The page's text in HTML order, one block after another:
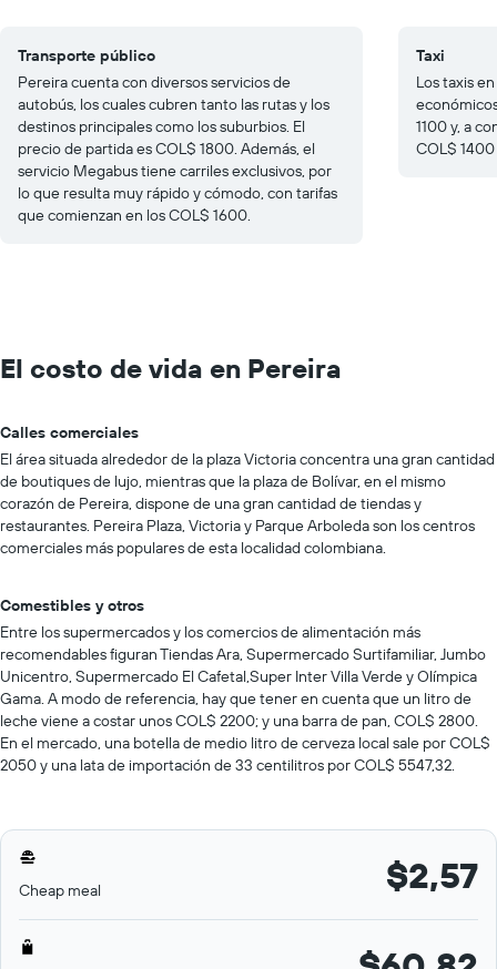
Transporte público
Pereira cuenta con diversos servicios de
autobús, los cuales cubren tanto las rutas y los
destinos principales como los suburbios. El
precio de partida es COL$ 1800. Además, el
servicio Megabus tiene carriles exclusivos, por
lo que resulta muy rápido y cómodo, con tarifas
que comienzan en los COL$ 1600.
Taxi
Los taxis
1100 y, a
COL$
El costo de vida en Pereira
Calles comerciales
El área situada alrededor de la plaza Victoria concentra una gran cantidad
de boutiques de lujo, mientras que la plaza de Bolívar, en el mismo
corazón de Pereira, dispone de una gran cantidad de tiendas y
restaurantes. Pereira Plaza, Victoria y Parque Arboleda son los centros
comerciales más populares de esta localidad colombiana.
Comestibles y otros
Entre los supermercados y los comercios de alimentación más
recomendables figuran Tiendas Ara, Supermercado Surtifamiliar, Jumbo
Unicentro, Supermercado El Cafetal,Super Inter Villa Verde y Olímpica
Gama. A modo de referencia, hay que tener en cuenta que un litro de
leche viene a costar unos COL$ 2200; y una barra de pan, COL$ 2800.
En el mercado, una botella de medio litro de cerveza local sale por COL$
2050 y una lata de importación de 33 centilitros por COL$ 5547,32.
Cheap meal $2,57